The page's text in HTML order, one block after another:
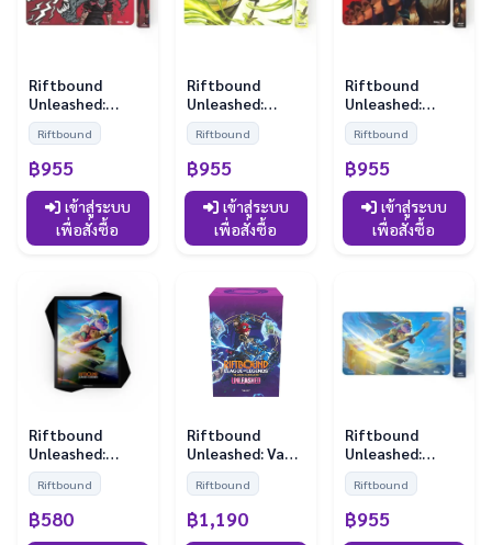
Riftbound
Unleashed:
Playmat - Vi
Riftbound
฿955
เข้าสู่ระบบ
เพื่อสั่งซื้อ
Riftbound
Unleashed:
Playmat -
Master Yi
Riftbound
฿955
เข้าสู่ระบบ
เพื่อสั่งซื้อ
Riftbound
Unleashed:
Playmat - Le
Blanc
Riftbound
฿955
เข้าสู่ระบบ
เพื่อสั่งซื้อ
Riftbound
Unleashed:
Sleeves - Poppy
(100 Sleeves)
Riftbound
฿580
Riftbound
Unleashed: Vault
Bundle
Riftbound
฿1,190
Riftbound
Unleashed:
Playmat - Poppy
Riftbound
฿955